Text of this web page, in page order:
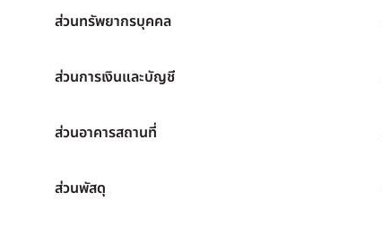
ส่วนทรัพยากรบุคคล
ส่วนการเงินและบัญชี
ส่วนอาคารสถานที่
ส่วนพัสดุ